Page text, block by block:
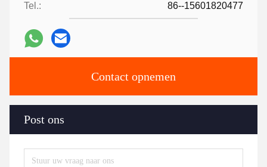
Tel.: 86--15601820477
Contact opnemen
Post ons